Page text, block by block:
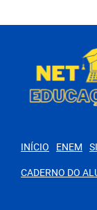
INÍCIO ENEM
CADERNO DO